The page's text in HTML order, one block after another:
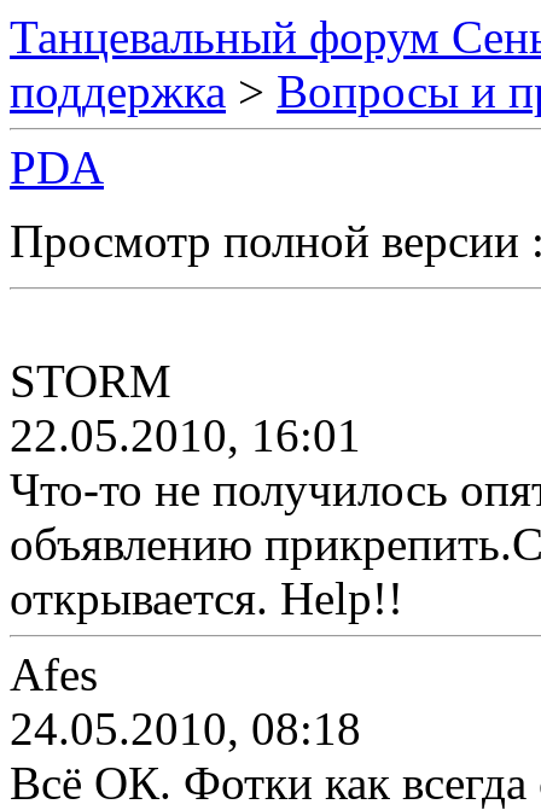
Танцевальный форум
поддержка > Вопросы и
PDA
Просмотр полной
STORM
22.05.2010, 16:01
Что-то не получилось
объявлению
открывается. Help!!
Afes
24.05.2010, 08:18
Всё ОК. Фотки как